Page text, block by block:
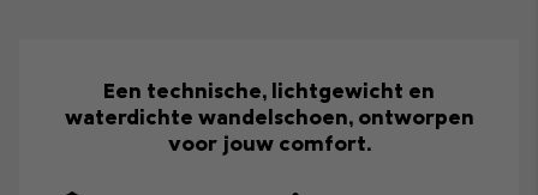
Een technische, lichtgewicht en
waterdichte wandelschoen, ontworpen
voor jouw comfort.